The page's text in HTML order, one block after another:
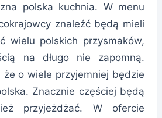
polska kuchnia. W menu
znaleźć będą mieli
wielu polskich przysmaków,
na długo nie zapomną.
że o wiele przyjemniej będzie
Znacznie częściej będą
przyjeżdżać. W ofercie